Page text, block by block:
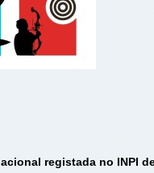
registada no INPI